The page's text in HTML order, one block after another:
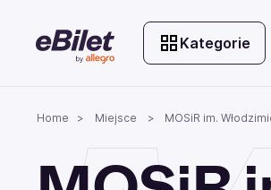
Kategorie
Home Miejsce MOSiR im.